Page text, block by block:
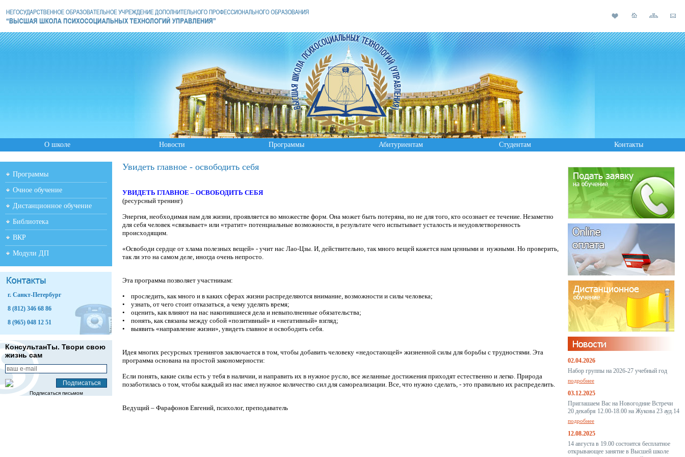
О школе Новости Программы Абитуриентам Студентам Контакты
Программы
Очное обучение
Дистанционное обучение
Библиотека
ВКР
Модули ДП
г. Санкт-Петербург
8 (812) 346 68 86
8 (965) 048 12 51
КонсультанТы. Твори свою
жизнь сам
Подписаться письмом
Увидеть главное - освободить себя
УВИДЕТЬ ГЛАВНОЕ – ОСВОБОДИТЬ СЕБЯ
(ресурсный тренинг)
Энергия, необходимая нам для жизни, проявляется во множестве форм. Она может быть потеряна, но не для того, кто осознает ее течение. Незаметно
для себя человек «связывает» или «тратит» потенциальные возможности, в результате чего испытывает усталость и неудовлетворенность
происходящим.
«Освободи сердце от хлама полезных вещей» - учит нас Лао-Цзы. И, действительно, так много вещей кажется нам ценными и нужными. Но проверить,
так ли это на самом деле, иногда очень непросто.
Эта программа позволяет участникам:
• проследить, как много и в каких сферах жизни распределяются внимание, возможности и силы человека;
• узнать, от чего стоит отказаться, а чему уделять время;
• оценить, как влияют на нас накопившиеся дела и невыполненные обязательства;
• понять, как связаны между собой «позитивный» и «негативный» взгляд;
• выявить «направление жизни», увидеть главное и освободить себя.
Идея многих ресурсных тренингов заключается в том, чтобы добавить человеку «недостающей» жизненной силы для борьбы с трудностями. Эта
программа основана на простой закономерности:
Если понять, какие силы есть у тебя в наличии, и направить их в нужное русло, все желанные достижения приходят естественно и легко. Природа
позаботилась о том, чтобы каждый из нас имел нужное количество сил для самореализации. Все, что нужно сделать, - это правильно их распределить.
Ведущий – Фарафонов Евгений, психолог, преподаватель
02.04.2026
Набор группы на 2026-27 учебный год
подробнее
03.12.2025
Приглашаем Вас на Новогодние Встречи
20 декабря 12.00-18.00 на Жукова 23 ауд.14
подробнее
12.08.2025
14 августа в 19.00 состоится бесплатное
открывающее занятие в Высшей школе